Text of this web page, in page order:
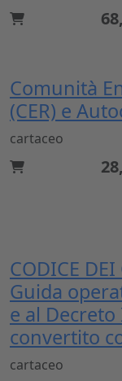
Comunità
(CER) e
cartaceo
CODICE
Guida
e al
convertito
cartaceo